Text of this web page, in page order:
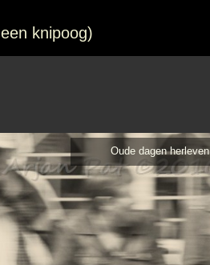
knipoog)
Oude dagen herleven